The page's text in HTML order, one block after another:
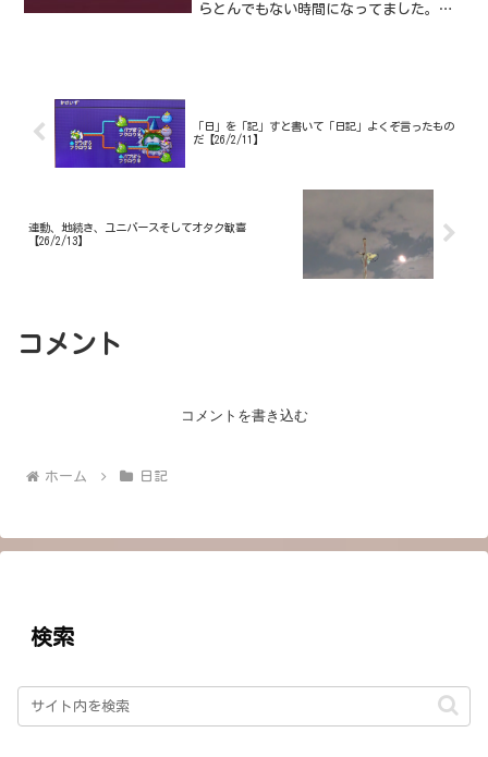
らとんでもない時間になってました。こ
「日」を「記」すと書いて「日記」よくぞ言ったもの
だ【26/2/11】
連動、地続き、ユニバースそしてオタク歓喜
【26/2/13】
コメント
コメントを書き込む
ホーム 日記
検索